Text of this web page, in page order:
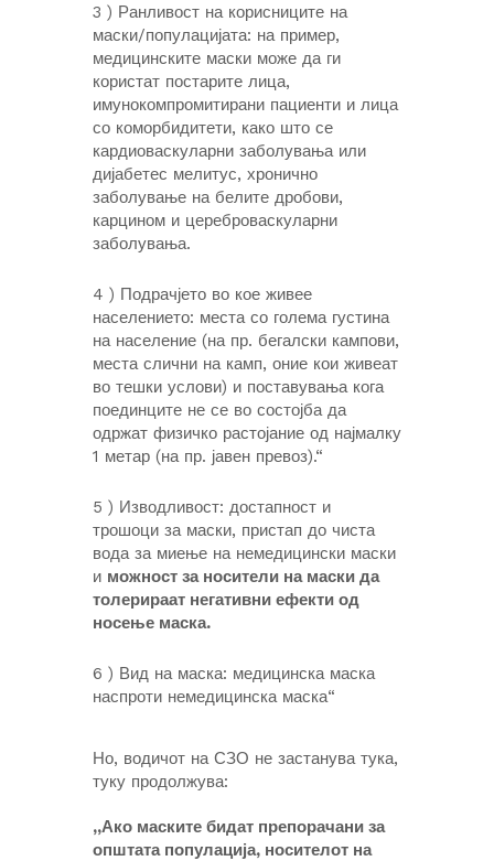
3 ) Ранливост на корисниците на
маски/популацијата: на пример,
медицинските маски може да ги
користат постарите лица,
имунокомпромитирани пациенти и лица
со коморбидитети, како што се
кардиоваскуларни заболувања или
дијабетес мелитус, хронично
заболување на белите дробови,
карцином и цереброваскуларни
заболувања.
4 ) Подрачјето во кое живее
населението: места со голема густина
на население (на пр. бегалски кампови,
места слични на камп, оние кои живеат
во тешки услови) и поставувања кога
поединците не се во состојба да
одржат физичко растојание од најмалку
1 метар (на пр. јавен превоз).“
5 ) Изводливост: достапност и
трошоци за маски, пристап до чиста
вода за миење на немедицински маски
и можност за носители на маски да
толерираат негативни ефекти од
носење маска.
6 ) Вид на маска: медицинска маска
наспроти немедицинска маска“
Но, водичот на СЗО не застанува тука,
туку продолжува:
„Ако маските бидат препорачани за
општата популација, носителот на